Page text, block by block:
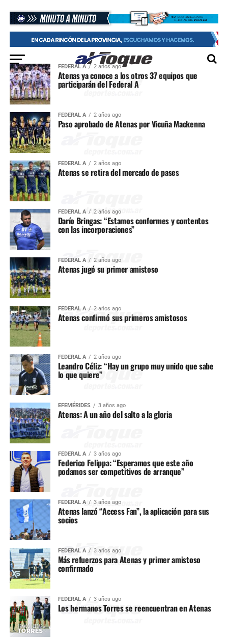
FEDERAL A 2 años ago
Atenas ya conoce a los otros 37 equipos que
participarán del Federal A
FEDERAL A 2 años ago
Paso aprobado de Atenas por Vicuña Mackenna
FEDERAL A 2 años ago
Atenas se retira del mercado de pases
FEDERAL A 2 años ago
Darío Bringas: “Estamos conformes y contentos
con las incorporaciones”
FEDERAL A 2 años ago
Atenas jugó su primer amistoso
FEDERAL A 2 años ago
Atenas confirmó sus primeros amistosos
FEDERAL A 2 años ago
Leandro Céliz: “Hay un grupo muy unido que sabe
lo que quiere”
EFEMÉRIDES 3 años ago
Atenas: A un año del salto a la gloria
FEDERAL A 3 años ago
Federico Felippa: “Esperamos que este año
podamos ser competitivos de arranque”
FEDERAL A 3 años ago
Atenas lanzó “Access Fan”, la aplicación para sus
socios
FEDERAL A 3 años ago
Más refuerzos para Atenas y primer amistoso
confirmado
FEDERAL A 3 años ago
Los hermanos Torres se reencuentran en Atenas